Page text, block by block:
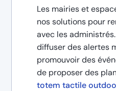
Les mairies et
nos solutions pour
avec les administrés.
diffuser des alertes
promouvoir des
de proposer des
totem tactile